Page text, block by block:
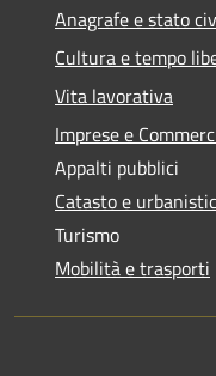
Anagrafe e stato
Cultura e tempo
Vita lavorativa
Imprese e
Appalti pubblici
Catasto e
Turismo
Mobilità e trasporti